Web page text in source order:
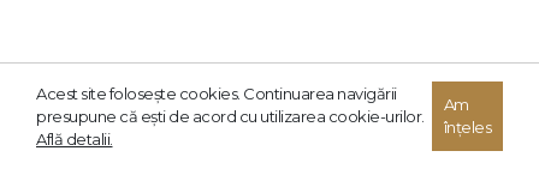
Acest site foloseşte cookies. Continuarea navigării
presupune că eşti de acord cu utilizarea cookie-urilor.
Află detalii.
Am
înțeles